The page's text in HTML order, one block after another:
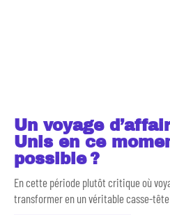
Un voyage
Unis en ce
possible ?
En cette période plutôt critique où
transformer en un véritable casse-